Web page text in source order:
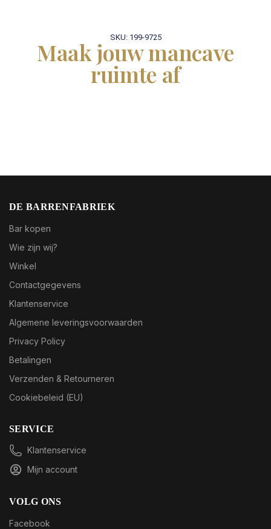
SKU: 199-9725
Maak jouw mancave
ruimte af
DE BARRENFABRIEK
Bar kopen
Wie zijn wij?
Winkel
Contactgegevens
Klantenservice
Algemene leveringsvoorwaarden
Privacy Policy
Betalingen
Verzenden & Retourneren
Cookiebeleid (EU)
SERVICE
Klantenservice
Mijn account
VOLG ONS
Facebook